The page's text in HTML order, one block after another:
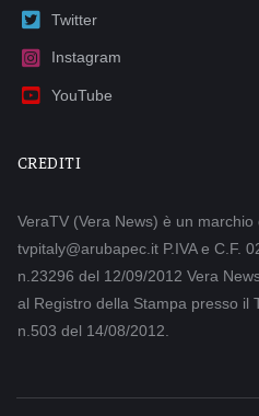
Twitter
Instagram
YouTube
CREDITI
VeraTV (Vera News) è un marchio
tvpitaly@arubapec.it P.IVA e C.F.
n.23296 del 12/09/2012 Vera
al Registro della Stampa presso il
n.503 del 14/08/2012.